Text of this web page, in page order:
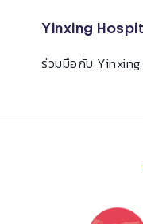
Yinxing
ร่วมมือกับ